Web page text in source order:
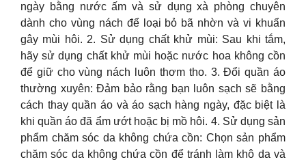
ngày bằng nước ấm và sử dụng xà phòng chuyên
dành cho vùng nách để loại bỏ bã nhờn và vi khuẩn
gây mùi hôi. 2. Sử dụng chất khử mùi: Sau khi tắm,
hãy sử dụng chất khử mùi hoặc nước hoa không cồn
để giữ cho vùng nách luôn thơm tho. 3. Đổi quần áo
thường xuyên: Đảm bảo rằng bạn luôn sạch sẽ bằng
cách thay quần áo và áo sạch hàng ngày, đặc biệt là
khi quần áo đã ẩm ướt hoặc bị mồ hôi. 4. Sử dụng sản
phẩm chăm sóc da không chứa cồn: Chọn sản phẩm
chăm sóc da không chứa cồn để tránh làm khô da và